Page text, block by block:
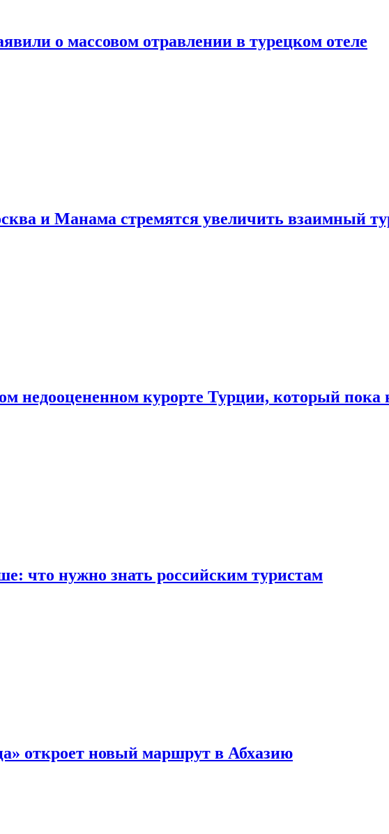
о массовом отравлении в турецком отеле
и Манама стремятся увеличить взаимный
недооцененном курорте Турции, который пока
что нужно знать российским туристам
откроет новый маршрут в Абхазию